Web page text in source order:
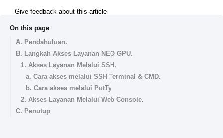
Give feedback about this article
On this page
A. Pendahuluan.
B. Langkah Akses Layanan NEO GPU.
1. Akses Layanan Melalui SSH.
a. Cara akses melalui SSH Terminal & CMD.
b. Cara akses melalui PutTy
2. Akses Layanan Melalui Web Console.
C. Penutup